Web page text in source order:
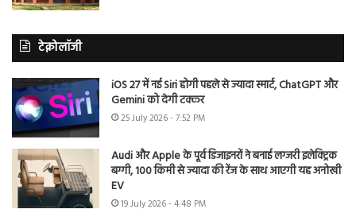
टेक्नोलॉजी
iOS 27 में नई Siri होगी पहले से ज्यादा स्मार्ट, ChatGPT और
Gemini को देगी टक्कर
25 July 2026 - 7:52 PM
Audi और Apple के पूर्व डिजाइनरों ने बनाई लग्जरी इलेक्ट्रिक
बग्गी, 100 किमी से ज्यादा की रेंज के साथ आएगी यह अनोखी
EV
19 July 2026 - 4:48 PM